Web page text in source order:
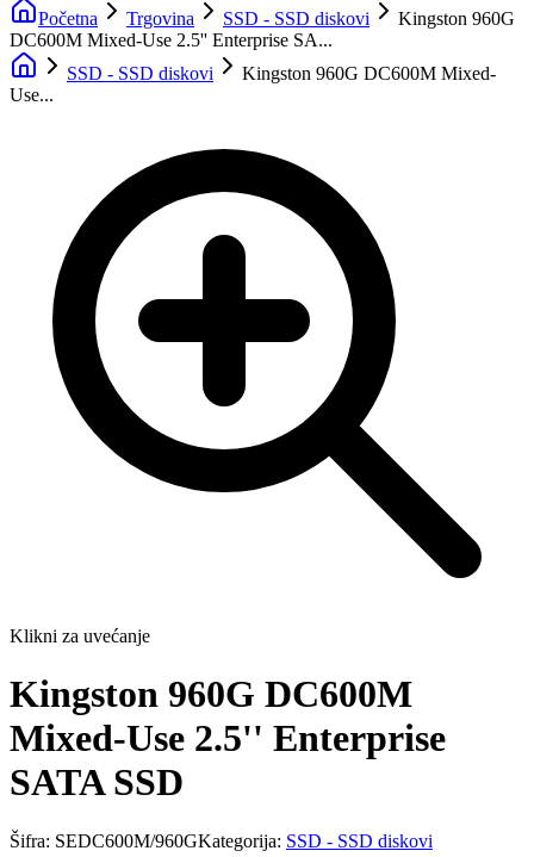
Početna Trgovina SSD - SSD diskovi
Kingston 960G
DC600M Mixed-Use 2.5'' Enterprise SA...
SSD - SSD diskovi
Kingston 960G DC600M Mixed-
Use...
Klikni za uvećanje
Kingston 960G DC600M
Mixed-Use 2.5'' Enterprise
SATA SSD
Šifra: SEDC600M/960GKategorija: SSD - SSD diskovi